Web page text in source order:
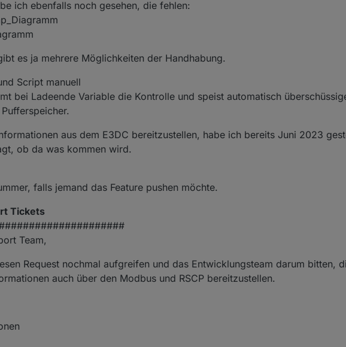
überarbeiten, um alle nötigen Informationen zu haben bei Problemen.
Code aufräumen und optimieren. Da immer wieder was dazugekommen ist, was nicht
der Batterie, wenn der Preis an der Strombörse am billigsten ist (Awattar usw.)
ich ebenfalls noch gesehen, die fehlen:
es ja mehrere Möglichkeiten der Handhabung.
Script manuell
bei Ladeende Variable die Kontrolle und speist automatisch
aus dem E3DC bereitzustellen, habe ich bereits Juni 2023
ob da was kommen wird.
falls jemand das Feature pushen möchte.
Tickets
Team,
Request nochmal aufgreifen und das Entwicklungsteam darum bitten,
auch über den Modbus und RSCP bereitzustellen.